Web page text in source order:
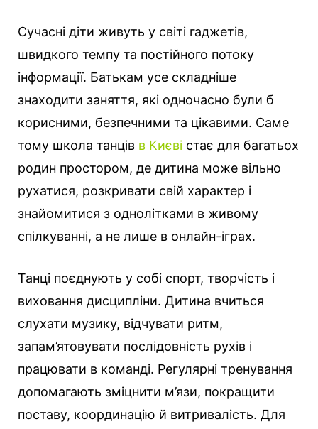
Сучасні діти живуть у світі гаджетів,
швидкого темпу та постійного потоку
інформації. Батькам усе складніше
знаходити заняття, які одночасно були б
корисними, безпечними та цікавими. Саме
тому школа танців в Києві стає для багатьох
родин простором, де дитина може вільно
рухатися, розкривати свій характер і
знайомитися з однолітками в живому
спілкуванні, а не лише в онлайн-іграх.
Танці поєднують у собі спорт, творчість і
виховання дисципліни. Дитина вчиться
слухати музику, відчувати ритм,
запам’ятовувати послідовність рухів і
працювати в команді. Регулярні тренування
допомагають зміцнити м’язи, покращити
поставу, координацію й витривалість. Для